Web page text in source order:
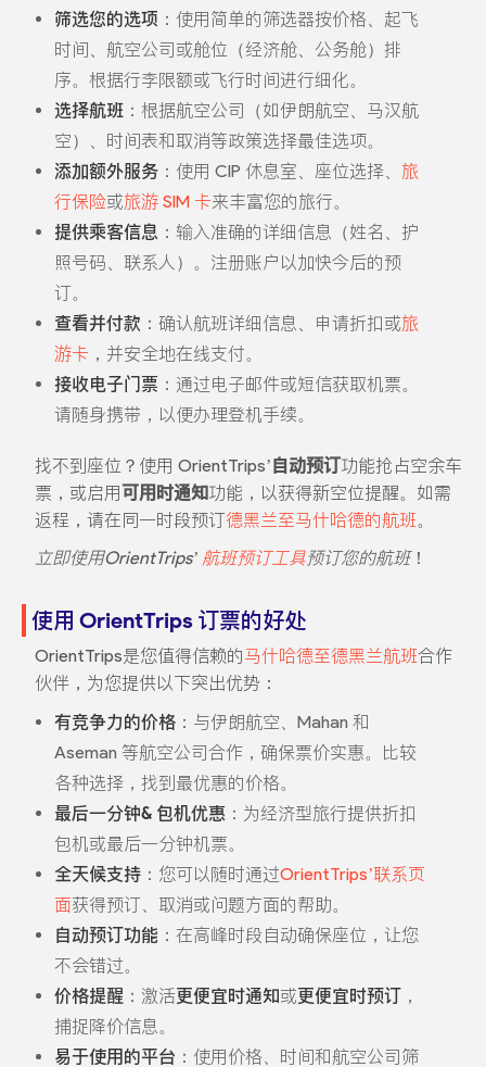
筛选您的选项 ：使用简单的筛选器按价格、起飞
时间、航空公司或舱位（经济舱、公务舱）排
序。根据行李限额或飞行时间进行细化。
选择航班：根据航空公司（如伊朗航空、马汉航
空）、时间表和取消等政策选择最佳选项。
添加额外服务：使用 CIP 休息室、座位选择、 旅
行保险或旅游 SIM 卡来丰富您的旅行。
提供乘客信息 ：输入准确的详细信息（姓名、护
照号码、联系人）。注册账户以加快今后的预
订。
查看并付款 ：确认航班详细信息、申请折扣或旅
游卡 ，并安全地在线支付。
接收电子门票：通过电子邮件或短信获取机票。
请随身携带，以便办理登机手续。
找不到座位？使用 OrientTrips’自动预订功能抢占空余车
票，或启用可用时通知功能，以获得新空位提醒。如需
返程，请在同一时段预订德黑兰至马什哈德的航班。
立即使用OrientTrips’ 航班预订工具预订您的航班！
使用 OrientTrips 订票的好处
OrientTrips是您值得信赖的马什哈德至德黑兰航班合作
伙伴，为您提供以下突出优势：
有竞争力的价格：与伊朗航空、Mahan 和
Aseman 等航空公司合作，确保票价实惠。比较
各种选择，找到最优惠的价格。
最后一分钟& 包机优惠：为经济型旅行提供折扣
包机或最后一分钟机票。
全天候支持：您可以随时通过OrientTrips’联系页
面获得预订、取消或问题方面的帮助。
自动预订功能：在高峰时段自动确保座位，让您
不会错过。
价格提醒 ：激活更便宜时通知或更便宜时预订，
捕捉降价信息。
易于使用的平台 ：使用价格、时间和航空公司筛